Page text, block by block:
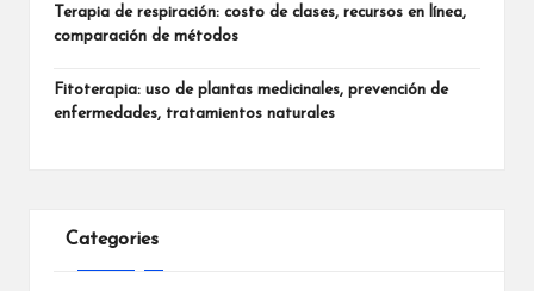
Terapia de respiración: costo de clases, recursos en línea,
comparación de métodos
Fitoterapia: uso de plantas medicinales, prevención de
enfermedades, tratamientos naturales
Categories